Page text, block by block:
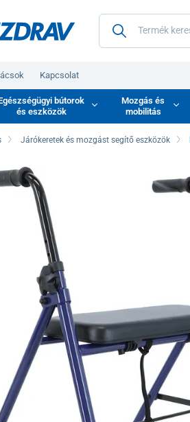
Kapcsolat
bútorok
és eszközök
Mozgás és
mobilitás
Járókeretek és mozgást segítő eszközök